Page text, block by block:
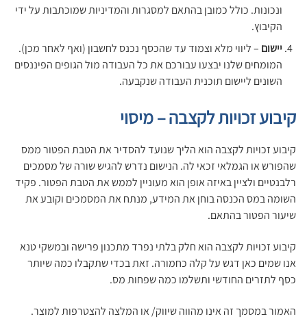
ונכונות. כולל כמובן בהתאם למסגרות והמדיניות שמוכתבות על ידי
הקיבוץ.
יישום – ליווי מלא וצמוד עד שהכסף נכנס לחשבון (ואף לאחר מכן).
המומחים שלנו יבצעו עבורכם את כל העבודה מול הגופים הפיננסים
השונים ליישום תוכנית העבודה שנקבעה.
קיבוע זכויות לקצבה – מיסוי
קיבוע זכויות לקצבה הוא הליך שנועד להסדיר את הטבת הפטור ממס
שהפורש או הגמלאי זכאי לה. הנישום נדרש להגיש שורה של מסמכים
רלבנטיים ולציין באיזה אופן הוא מעוניין לממש את הטבת הפטור. פקיד
השומה במס הכנסה בוחן את המידע, מנתח את המסמכים וקובע את
שיעור הפטור בהתאם.
קיבוע זכויות לקצבה הוא חלק בלתי נפרד מתכנון פרישה ובמשקי טנא
אנו שמים כאן דגש על קלה כחמורה. זאת בכדי שתקבלו כמה שיותר
כסף לתזרים החודשי ותשלמו כמה שפחות מס.
האמור במסמך זה אינו מהווה שיווק/ או המלצה להצטרפות למוצר.